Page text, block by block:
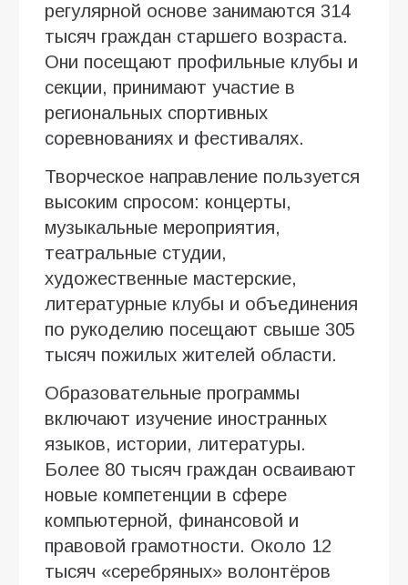
регулярной основе занимаются 314
тысяч граждан старшего возраста.
Они посещают профильные клубы и
секции, принимают участие в
региональных спортивных
соревнованиях и фестивалях.
Творческое направление пользуется
высоким спросом: концерты,
музыкальные мероприятия,
театральные студии,
художественные мастерские,
литературные клубы и объединения
по рукоделию посещают свыше 305
тысяч пожилых жителей области.
Образовательные программы
включают изучение иностранных
языков, истории, литературы.
Более 80 тысяч граждан осваивают
новые компетенции в сфере
компьютерной, финансовой и
правовой грамотности. Около 12
тысяч «серебряных» волонтёров